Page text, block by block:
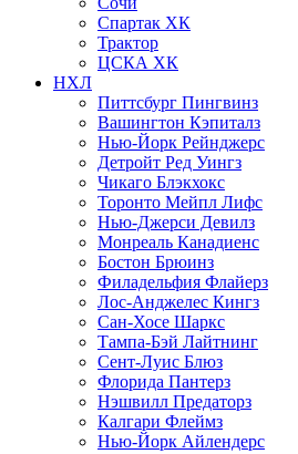
Спартак ХК
Трактор
ЦСКА ХК
НХЛ
Питтсбург Пингвинз
Вашингтон Кэпиталз
Нью-Йорк Рейнджерс
Детройт Ред Уингз
Чикаго Блэкхокс
Торонто Мейпл Лифс
Нью-Джерси Девилз
Монреаль Канадиенс
Бостон Брюинз
Филадельфия Флайерз
Лос-Анджелес Кингз
Сан-Хосе Шаркс
Тампа-Бэй Лайтнинг
Сент-Луис Блюз
Флорида Пантерз
Нэшвилл Предаторз
Калгари Флеймз
Нью-Йорк Айлендерс